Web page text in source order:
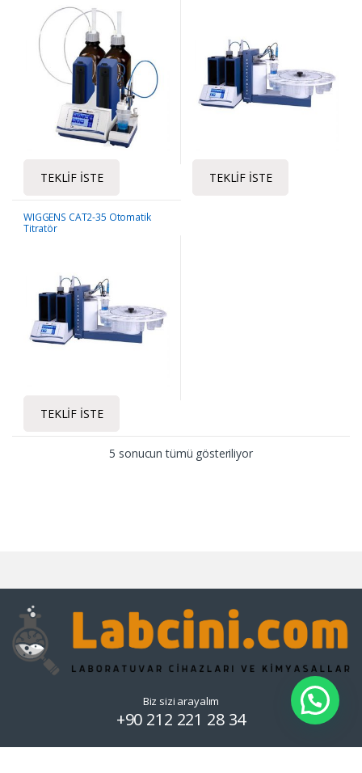
TEKLIF İSTE TEKLIF İSTE
WIGGENS CAT2-35 Otomatik
Titratör
TEKLIF İSTE
5 sonucun tümü gösteriliyor
Biz sizi arayalım
+90 212 221 28 34